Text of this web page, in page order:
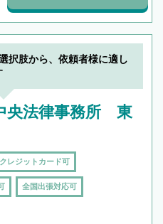
択肢から、依頼者様に適し
央法律事務所 東
クレジットカード可
全国出張対応可